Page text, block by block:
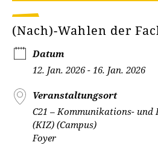
(Nach)-Wahlen der
Datum
12. Jan. 2026 - 16. Jan. 2026
Veranstaltungsort
C21 – Kommunikations-
(KIZ) (Campus)
Foyer